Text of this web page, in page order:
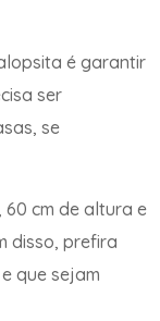
é garantir
ser
se
60 cm de altura e
disso, prefira
que sejam